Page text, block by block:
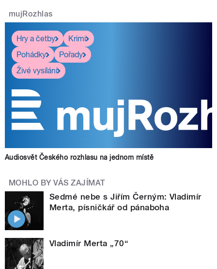
mujRozhlas
Hry a četby
Krimi
Pohádky
Pořady
Živé vysílání
Audiosvět Českého rozhlasu na jednom místě
MOHLO BY VÁS ZAJÍMAT
Sedmé nebe s Jiřím Černým: Vladimír
Merta, písničkář od pánaboha
Vladimír Merta „70“